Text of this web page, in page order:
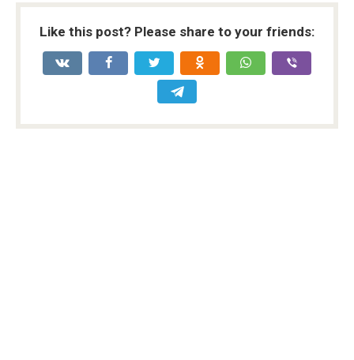
Like this post? Please share to your friends: